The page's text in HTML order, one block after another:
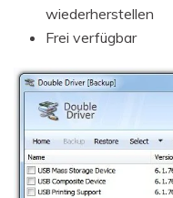
wiederherstellen
Frei verfügbar